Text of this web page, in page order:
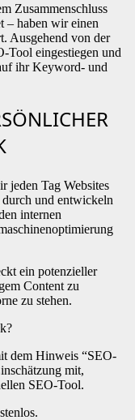
Zusammenschluss
– haben wir einen
Ausgehend von der
Tool eingestiegen und
ihr Keyword- und
jeden Tag Websites
durch und entwickeln
internen
ein potenzieller
Content zu
zu stehen.
dem Hinweis “SEO-
mit,
SEO-Tool.